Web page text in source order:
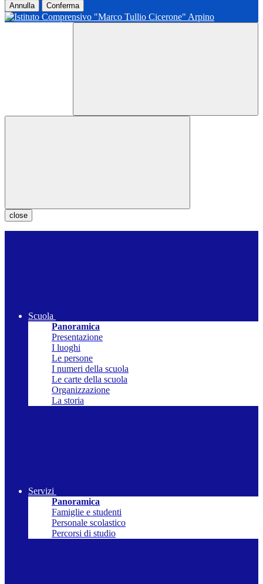
Annulla Conferma
close
Scuola
Panoramica
Presentazione
I luoghi
Le persone
I numeri della scuola
Le carte della scuola
Organizzazione
La storia
Servizi
Panoramica
Famiglie e studenti
Personale scolastico
Percorsi di studio